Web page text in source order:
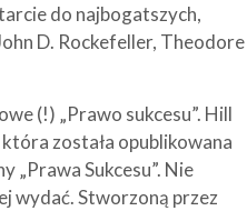
do najbogatszych,
D. Rockefeller, Theodore
(!) „Prawo sukcesu”. Hill
została opublikowana
„Prawa Sukcesu”. Nie
wydać. Stworzoną przez